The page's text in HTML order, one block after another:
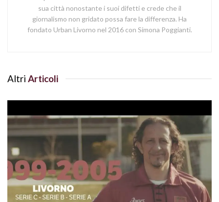
sua città nonostante i suoi difetti e crede che il
giornalismo non gridato possa fare la differenza. Ha
fondato Urban Livorno nel 2016 con Simona Poggianti.
Altri Articoli